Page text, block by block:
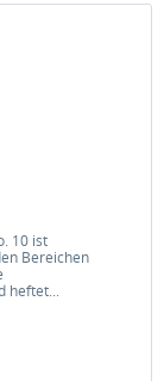
10 ist
Bereichen
heftet...